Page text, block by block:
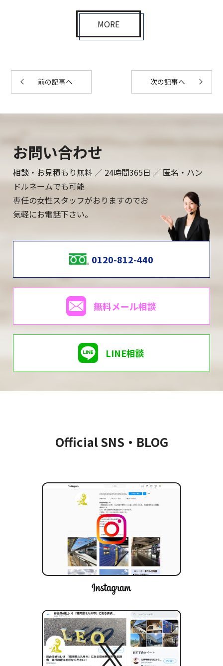
MORE
前の記事へ 次の記事へ
お問い合わせ
相談・お見積もり無料 ／ 24時間365日 ／ 匿名・ハン
ドルネームでも可能
専任の女性スタッフがおりますのでお
気軽にお電話下さい。
0120-812-440
無料メール相談
LINE相談
Official SNS・BLOG